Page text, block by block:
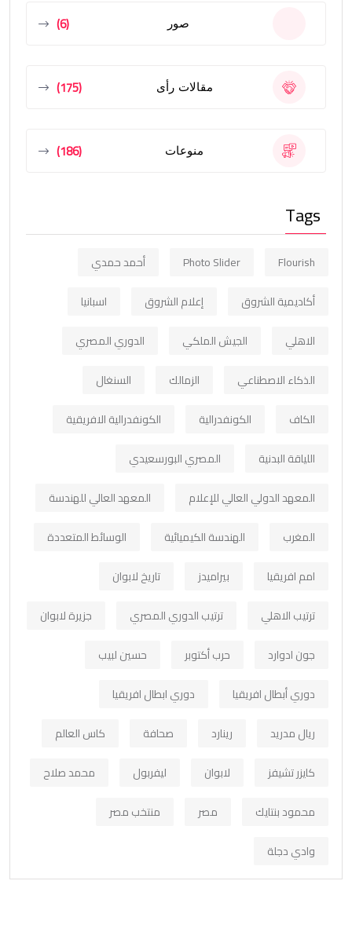
صور (6)
مقالات رأى (175)
منوعات (186)
Tags
Flourish
Photo Slider
أحمد حمدي
أكاديمية الشروق
إعلام الشروق
اسبانيا
الاهلي
الجيش الملكي
الدوري المصري
الذكاء الاصطناعي
الزمالك
السنغال
الكاف
الكونفدرالية
الكونفدرالية الافريقية
اللياقة البدنية
المصري البورسعيدي
المعهد الدولي العالي للإعلام
المعهد العالي للهندسة
المغرب
الهندسة الكيميائية
الوسائط المتعددة
امم افريقيا
بيراميدز
تاريخ لابوان
ترتيب الاهلي
ترتيب الدوري المصري
جزيرة لابوان
جون ادوارد
حرب أكتوبر
حسين لبيب
دوري أبطال افريقيا
دوري ابطال افريقيا
ريال مدريد
رينارد صحافة
كاس العالم
كايزر تشيفز
لابوان ليفربول
محمد صلاح
محمود بنتايك
مصر
منتخب مصر
وادي دجلة